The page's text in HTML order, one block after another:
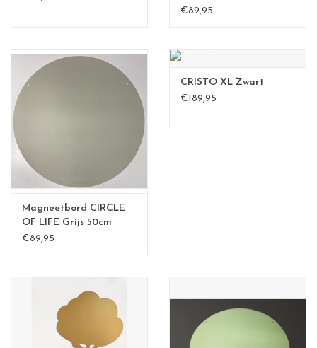
€89,95
Magneetbord CIRCLE
OF LIFE Grijs 50cm
€89,95
CRISTO XL Zwart
€189,95